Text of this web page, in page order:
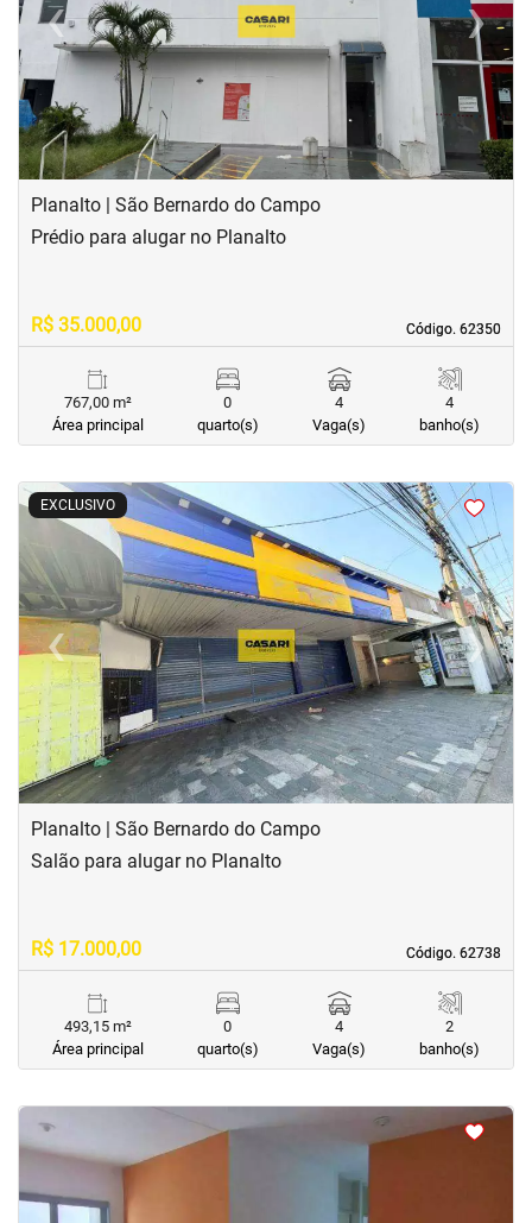
‹Previous ›Next
Planalto | São Bernardo do Campo
Código. 62350
Código. 62350
Prédio para alugar no Planalto
R$ 35.000,00
767,00 m²
Área principal
0
quarto(s)
4
Vaga(s)
4
banho(s)
EXCLUSIVO
<<<
‹Previous ›Next
Planalto | São Bernardo do Campo
Código. 62738
Código. 62738
Salão para alugar no Planalto
R$ 17.000,00
493,15 m²
Área principal
0
quarto(s)
4
Vaga(s)
2
banho(s)
<<